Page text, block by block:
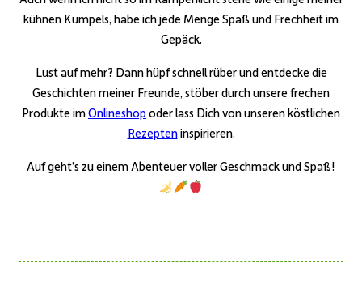
kühnen Kumpels, habe ich jede Menge Spaß und Frechheit im
Gepäck.
Lust auf mehr? Dann hüpf schnell rüber und entdecke die
Geschichten meiner Freunde, stöber durch unsere frechen
Produkte imOnlineshop oder lass Dich von unseren köstlichen
Rezepteninspirieren.
Auf geht’s zu einem Abenteuer voller Geschmack und Spaß!